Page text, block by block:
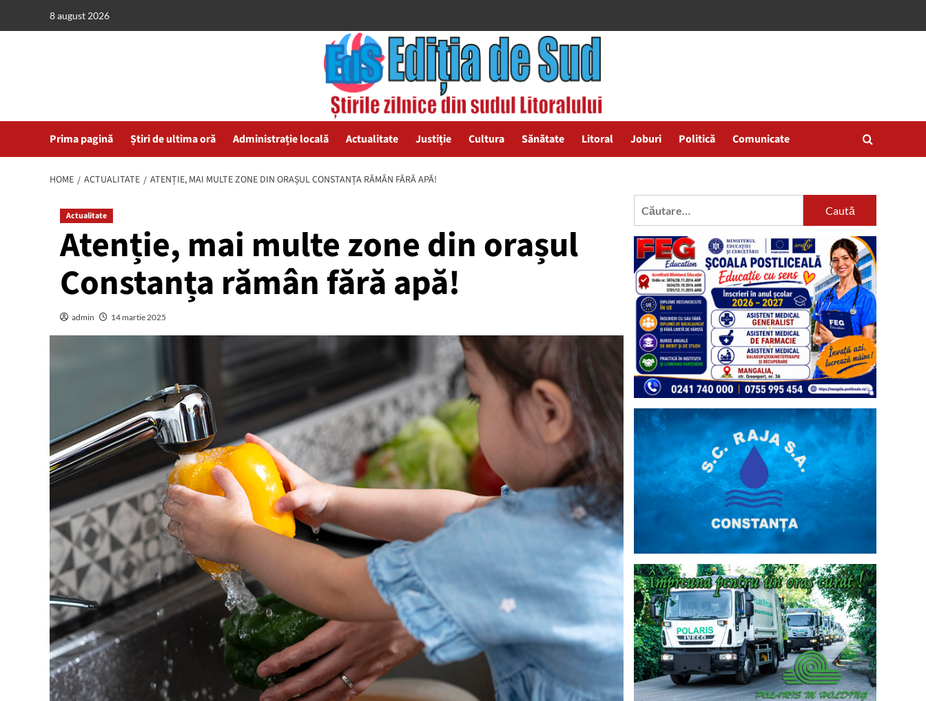
8 august 2026
Prima pagină Știri de ultima oră Administrație locală Actualitate Justiție Cultura Sănătate Litoral Joburi Politică Comunicate
HOME ACTUALITATE ATENȚIE, MAI MULTE ZONE DIN ORAȘUL CONSTANȚA RĂMÂN FĂRĂ APĂ!
Actualitate
Atenție, mai multe zone din orașul
Constanța rămân fără apă!
admin 14 martie 2025
Caută